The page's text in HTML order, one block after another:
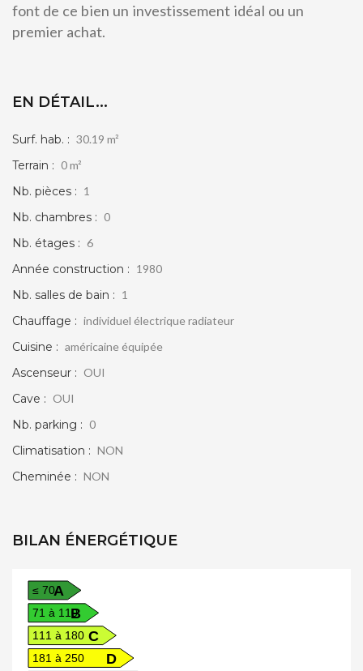
font de ce bien un investissement idéal ou un
premier achat.
EN DÉTAIL...
Surf. hab. : 30.19 m²
Terrain : 0 m²
Nb. pièces : 1
Nb. chambres : 0
Nb. étages : 6
Année construction : 1980
Nb. salles de bain : 1
Chauffage : individuel électrique radiateur
Cuisine : américaine équipée
Ascenseur : OUI
Cave : OUI
Nb. parking : 0
Climatisation : NON
Cheminée : NON
BILAN ÉNERGÉTIQUE
A
≤ 70
B
71 à 110
C
111 à 180
D
181 à 250